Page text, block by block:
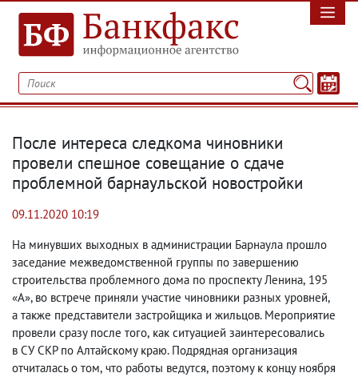
После интереса следкома чиновники
провели спешное совещание о сдаче
проблемной барнаульской новостройки
09.11.2020 10:19
На минувших выходных в администрации Барнаула прошло
заседание межведомственной группы по завершению
строительства проблемного дома по проспекту Ленина, 195
«А», во встрече приняли участие чиновники разных уровней,
а также представители застройщика и жильцов. Мероприятие
провели сразу после того, как ситуацией заинтересовались
в СУ СКР по Алтайскому краю. Подрядная организация
отчиталась о том, что работы ведутся, поэтому к концу ноября